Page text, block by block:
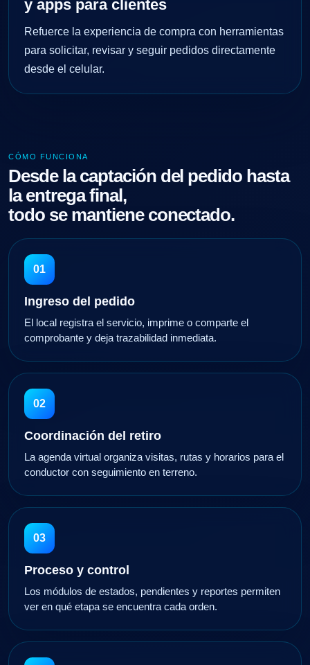
y apps para clientes
Refuerce la experiencia de compra con herramientas
para solicitar, revisar y seguir pedidos directamente
desde el celular.
CÓMO FUNCIONA
Desde la captación del pedido hasta
la entrega final,
todo se mantiene conectado.
01
Ingreso del pedido
El local registra el servicio, imprime o comparte el
comprobante y deja trazabilidad inmediata.
02
Coordinación del retiro
La agenda virtual organiza visitas, rutas y horarios para el
conductor con seguimiento en terreno.
03
Proceso y control
Los módulos de estados, pendientes y reportes permiten
ver en qué etapa se encuentra cada orden.